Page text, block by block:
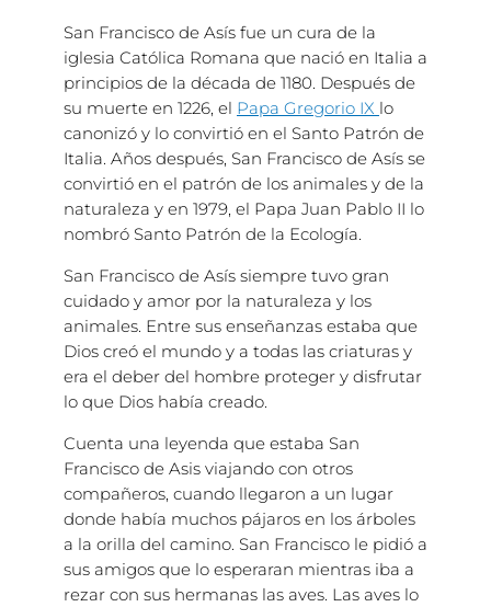
San Francisco de Asís fue un cura de la
iglesia Católica Romana que nació en Italia a
principios de la década de 1180. Después de
su muerte en 1226, el Papa Gregorio IX lo
canonizó y lo convirtió en el Santo Patrón de
Italia. Años después, San Francisco de Asís se
convirtió en el patrón de los animales y de la
naturaleza y en 1979, el Papa Juan Pablo II lo
nombró Santo Patrón de la Ecología.
San Francisco de Asís siempre tuvo gran
cuidado y amor por la naturaleza y los
animales. Entre sus enseñanzas estaba que
Dios creó el mundo y a todas las criaturas y
era el deber del hombre proteger y disfrutar
lo que Dios había creado.
Cuenta una leyenda que estaba San
Francisco de Asis viajando con otros
compañeros, cuando llegaron a un lugar
donde había muchos pájaros en los árboles
a la orilla del camino. San Francisco le pidió a
sus amigos que lo esperaran mientras iba a
rezar con sus hermanas las aves. Las aves lo